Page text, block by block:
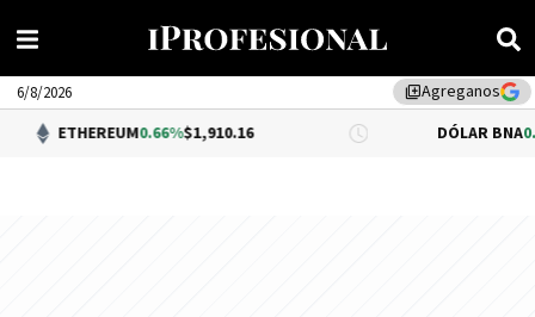
library_addAgreganos
6/8/2026
0.66%$1,910.16 DÓLAR BNA 0.34%$1,520.00